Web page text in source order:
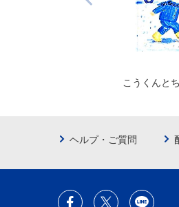
こうくんと
ヘルプ・ご質問